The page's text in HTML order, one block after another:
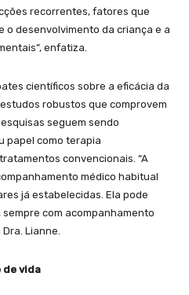
recorrentes, fatores que
o desenvolvimento da criança e a
enfatiza.
científicos sobre a eficácia da
robustos que comprovem
seguem sendo
papel como terapia
convencionais. “A
médico habitual
já estabelecidas. Ela pode
com acompanhamento
Lianne.
de vida